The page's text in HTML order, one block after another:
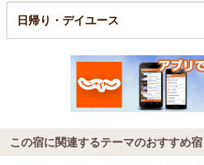
日帰り・デイユース
この宿に関連するテーマのおすすめ宿